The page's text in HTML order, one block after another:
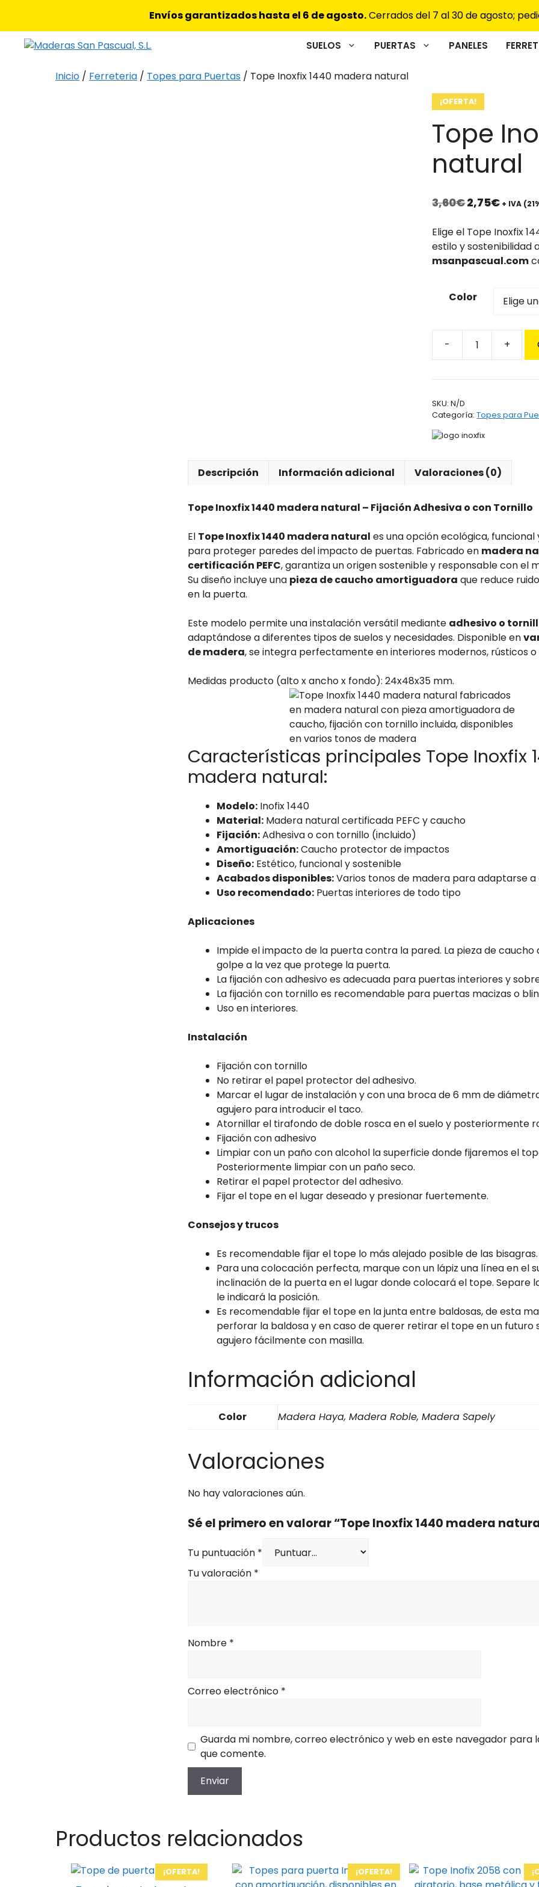
contenido
Envíos garantizados hasta el 6 de agosto.Cerrados del 7 al 30 de agosto;
SUELOS PUERTAS PANELES
Inicio / Ferreteria / Topes para Puertas / Tope Inoxfix 1440 madera natural
¡OFERTA!
Tope
natural
3,60€El
original
era:
3,60€.
2,75€El
actual
es:
2,75€.
+ IVA
Elige el Tope Inoxfix
estilo y sostenibilidad
msanpascual.com
Color
1440
natural
cantidad
SKU:N/D
Categoría:Topes para
Descripción Información adicional Valoraciones (0)
Tope Inoxfix 1440 madera natural – Fijación Adhesiva o con Tornillo
El Tope Inoxfix 1440 madera natural es una opción ecológica,
para proteger paredes del impacto de puertas. Fabricado en madera
certificación PEFC, garantiza un origen sostenible y responsable con el
Su diseño incluye una pieza de caucho amortiguadora que reduce
en la puerta.
Este modelo permite una instalación versátil mediante adhesivo o
adaptándose a diferentes tipos de suelos y necesidades. Disponible en
de madera, se integra perfectamente en interiores modernos, rústicos o
Medidas producto (alto x ancho x fondo): 24x48x35 mm.
Características principales Tope Inoxfix
madera natural:
Modelo: Inofix 1440
Material: Madera natural certificada PEFC y caucho
Fijación:Adhesiva o con tornillo (incluido)
Amortiguación:Caucho protector de impactos
Diseño: Estético, funcional y sostenible
Acabados disponibles:Varios tonos de madera para adaptarse
Uso recomendado: Puertas interiores de todo tipo
Aplicaciones
Impide el impacto de la puerta contra la pared. La pieza de caucho
golpe a la vez que protege la puerta.
La fijación con adhesivo es adecuada para puertas interiores y
La fijación con tornillo es recomendable para puertas macizas o
Uso en interiores.
Instalación
Fijación con tornillo
No retirar el papel protector del adhesivo.
Marcar el lugar de instalación y con una broca de 6 mm de
agujero para introducir el taco.
Atornillar el tirafondo de doble rosca en el suelo y posteriormente
Fijación con adhesivo
Limpiar con un paño con alcohol la superficie donde fijaremos el
Posteriormente limpiar con un paño seco.
Retirar el papel protector del adhesivo.
Fijar el tope en el lugar deseado y presionar fuertemente.
Consejos y trucos
Es recomendable fijar el tope lo más alejado posible de las bisagras.
Para una colocación perfecta, marque con un lápiz una línea en el
inclinación de la puerta en el lugar donde colocará el tope. Separe
le indicará la posición.
Es recomendable fijar el tope en la junta entre baldosas, de esta
perforar la baldosa y en caso de querer retirar el tope en un futuro
agujero fácilmente con masilla.
Información adicional
Color Madera Haya, Madera Roble, Madera Sapely
Valoraciones
No hay valoraciones aún.
Sé el primero en valorar “Tope Inoxfix 1440 madera
Tu puntuación *
Tu valoración *
Nombre *
Correo electrónico *
Guarda mi nombre, correo electrónico y web en este navegador para
que comente.
Productos relacionados
¡OFERTA!
Este
producto
¡OFERTA!
Este
producto
Este
producto